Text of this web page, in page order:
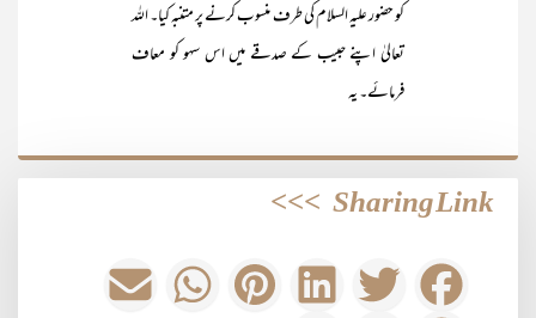
کو حضور علیہ السلام کی طرف منسوب کرنے پر متنبہ کیا۔ اللہ
تعالیٰ اپنے حبیب کے صدقے میں اس سہو کو معاف
فرمائے۔ یہ
Sharing Link
>>>